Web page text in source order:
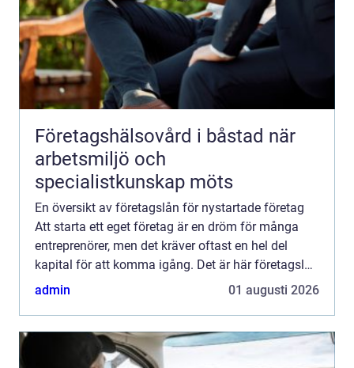
Företagshälsovård i båstad när
arbetsmiljö och
specialistkunskap möts
En översikt av företagslån för nystartade företag
Att starta ett eget företag är en dröm för många
entreprenörer, men det kräver oftast en hel del
kapital för att komma igång. Det är här företagslån
för nystartade företag kommer in i bilden. I denna
admin 01 augusti 2026